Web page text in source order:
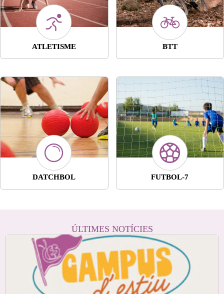
ATLETISME BTT
DATCHBOL FUTBOL-7
ÚLTIMES NOTÍCIES